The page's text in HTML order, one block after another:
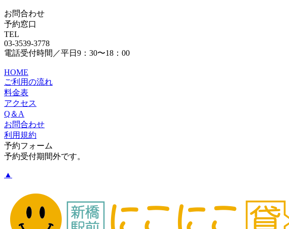
お問合わせ
予約窓口
TEL
03-3539-3778
電話受付時間／平日9：30〜18：00
HOME
ご利用の流れ
料金表
アクセス
Q＆A
お問合わせ
利用規約
予約フォーム
予約受付期間外です。
▲